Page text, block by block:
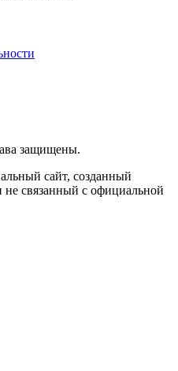
защищены.
сайт, созданный
не связанный с официальной